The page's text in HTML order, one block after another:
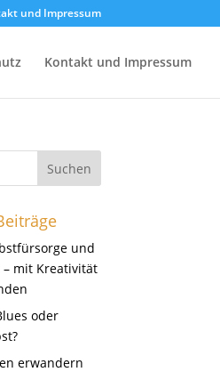
und Impressum
Kontakt und Impressum
und
– mit Kreativität
oder
erwandern